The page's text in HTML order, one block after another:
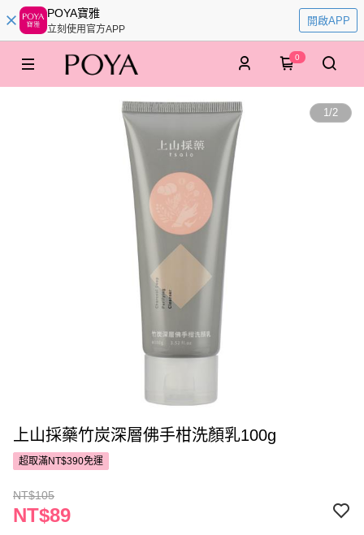
POYA寶雅
立刻使用官方APP
開啟APP
0
1/2
上山採藥竹炭深層佛手柑洗顏乳100g
超取滿NT$390免運
NT$105
NT$89